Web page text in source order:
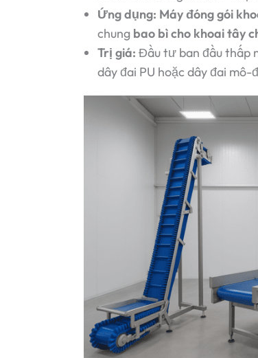
Ứng dụng: Máy đóng gói
chung bao bì cho khoai tây
Trị giá: Đầu tư ban đầu thấp
dây đai PU hoặc dây đai mô-